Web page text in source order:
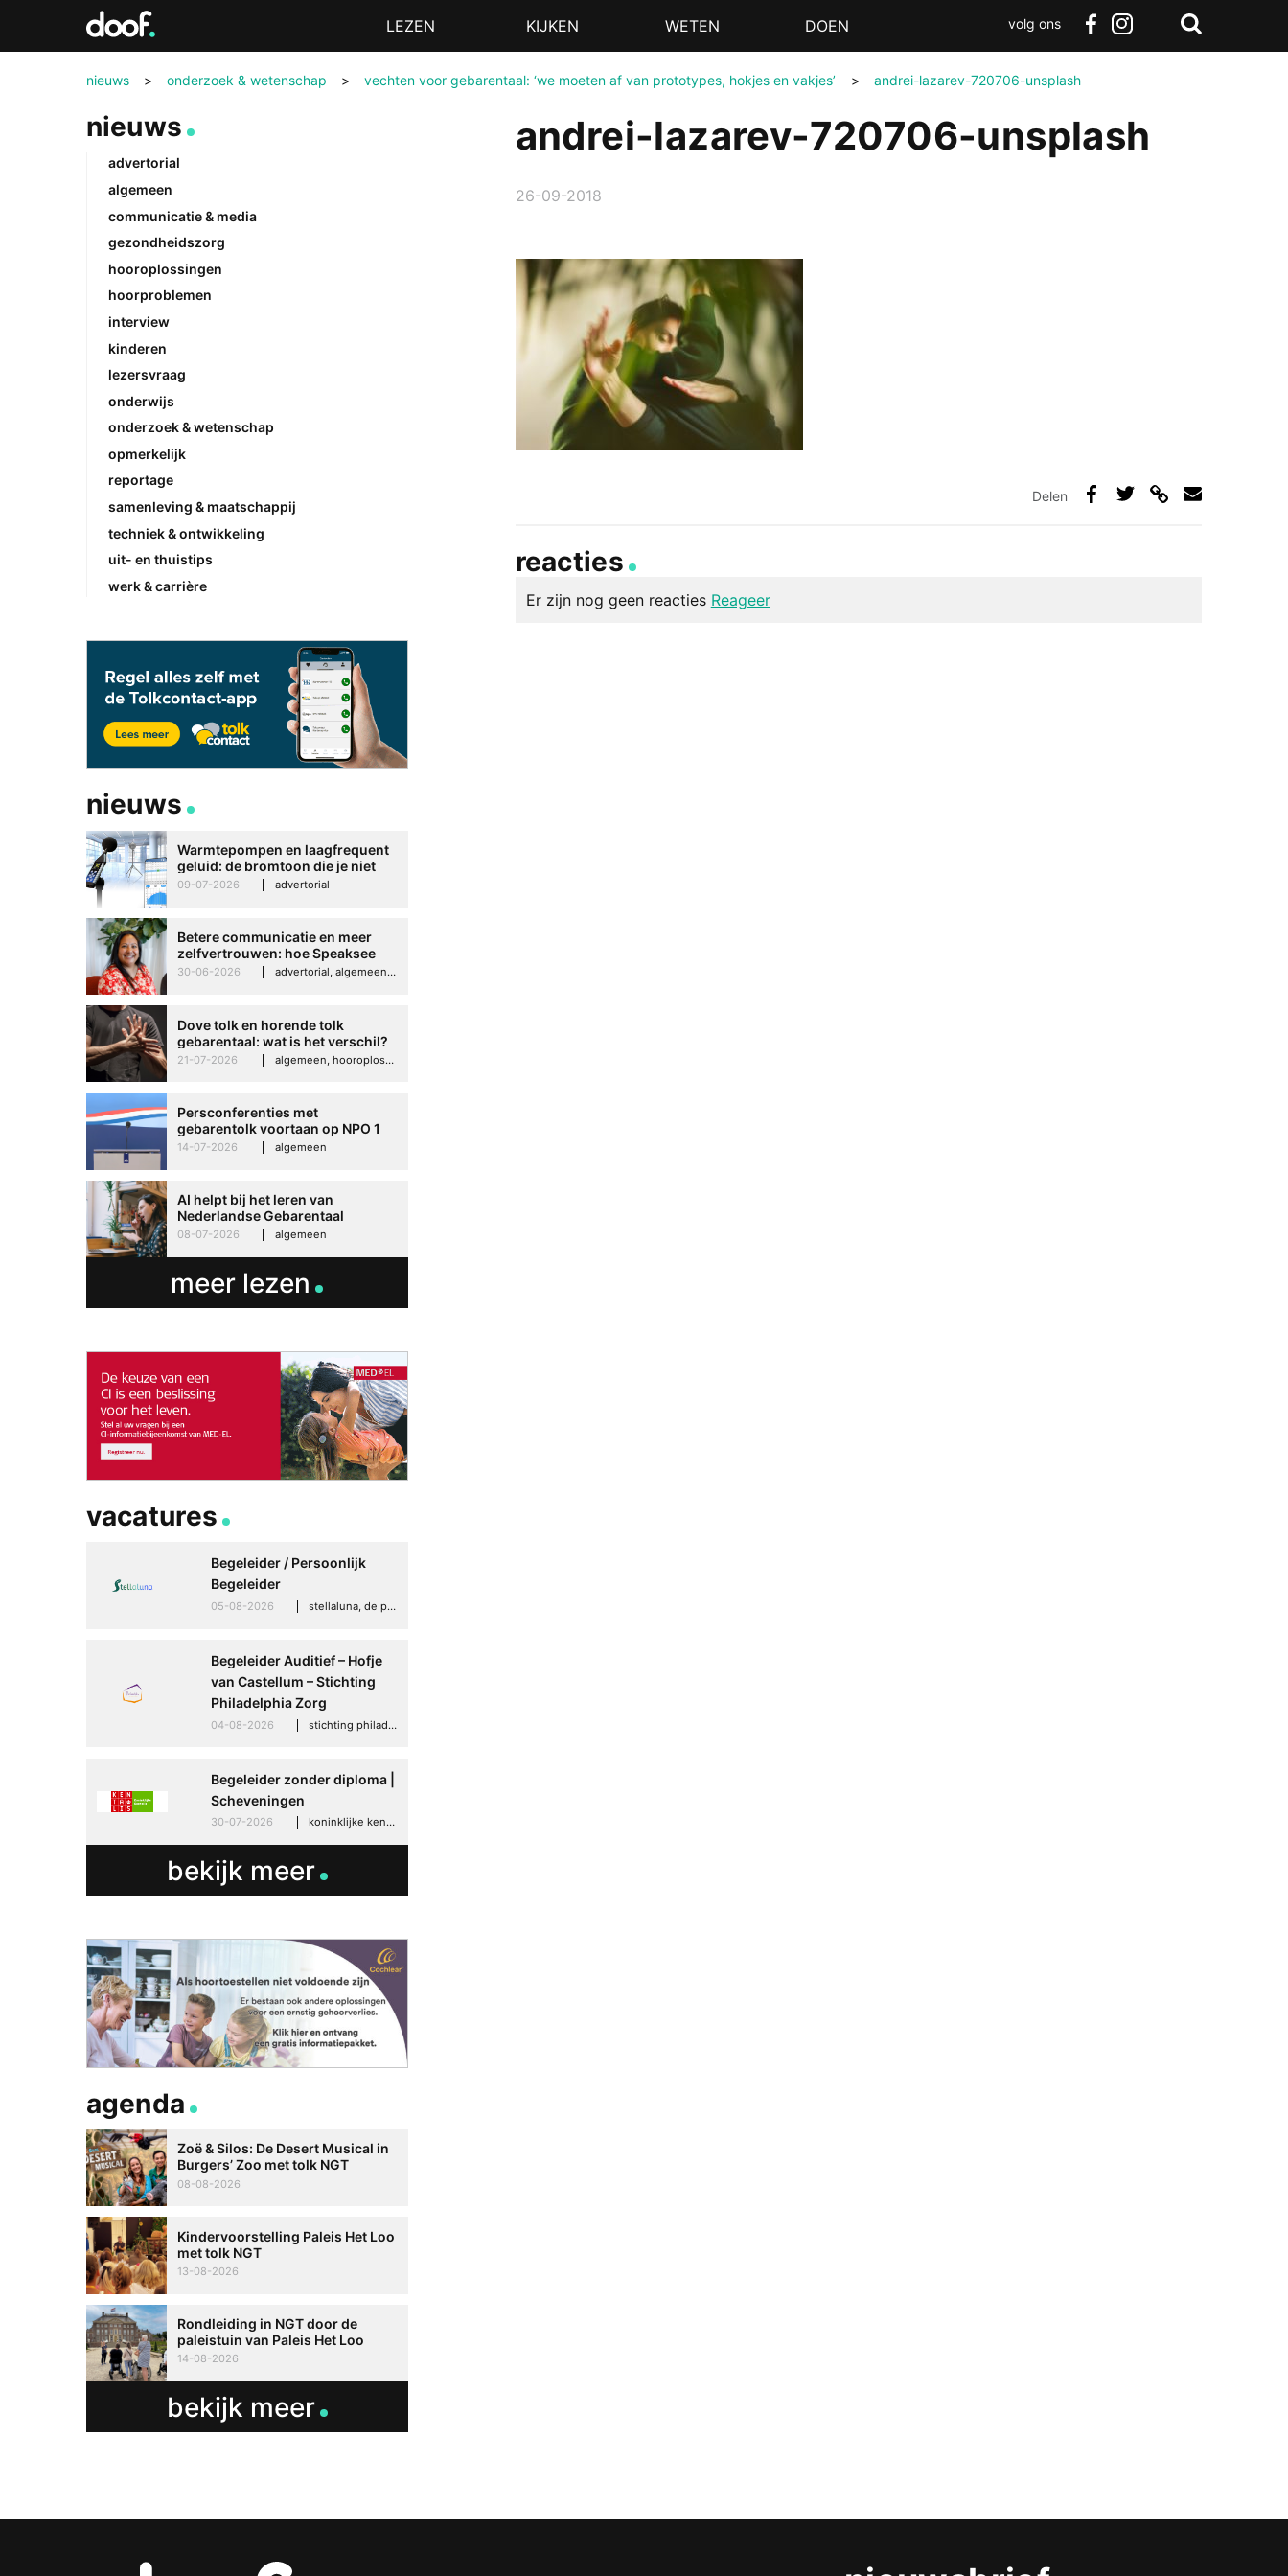
MenuLEZEN KIJKEN WETEN DOEN
volg ons
nieuws > onderzoek & wetenschap > vechten voor gebarentaal: ‘we moeten af van prototypes, hokjes en vakjes’ > andrei-lazarev-720706-unsplash
andrei-lazarev-720706-unsplash
26-09-2018
Delen
reacties
Er zijn nog geen reacties Reageer
nieuws
advertorial
algemeen
communicatie & media
gezondheidszorg
hooroplossingen
hoorproblemen
interview
kinderen
lezersvraag
onderwijs
onderzoek & wetenschap
opmerkelijk
reportage
samenleving & maatschappij
techniek & ontwikkeling
uit- en thuistips
werk & carrière
nieuws
Warmtepompen en laagfrequent
geluid: de bromtoon die je niet
kunt negeren
09-07-2026 advertorial
Betere communicatie en meer
zelfvertrouwen: hoe Speaksee
Imelda helpt om te groeien in
30-06-2026 advertorial, algemeen, hooroplossingen, interview
Dove tolk en horende tolk
gebarentaal: wat is het verschil?
21-07-2026 algemeen, hooroplossingen, hoorproblemen, samenleving & maatschappij
Persconferenties met
gebarentolk voortaan op NPO 1
Extra
14-07-2026 algemeen
AI helpt bij het leren van
Nederlandse Gebarentaal
08-07-2026 algemeen
meer lezen
vacatures
Begeleider / Persoonlijk
Begeleider
05-08-2026 stellaluna, de punt (drenthe)
Begeleider Auditief – Hofje
van Castellum – Stichting
Philadelphia Zorg
04-08-2026 stichting philadelphia zorg, den haag
Begeleider zonder diploma |
Scheveningen
30-07-2026 koninklijke kentalis, scheveningen
bekijk meer
agenda
Zoë & Silos: De Desert Musical in
Burgers’ Zoo met tolk NGT
08-08-2026
Kindervoorstelling Paleis Het Loo
met tolk NGT
13-08-2026
Rondleiding in NGT door de
paleistuin van Paleis Het Loo
14-08-2026
bekijk meer
Doof.nl
Zoeken
Terug